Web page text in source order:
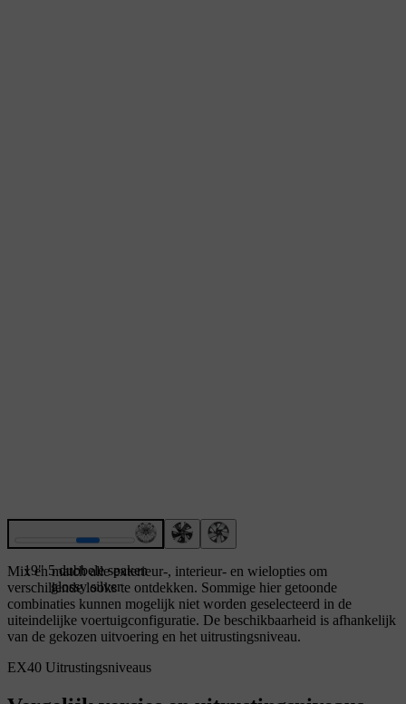
19" 5 dubbele spaken
glossy silver
Mix en match alle exterieur-, interieur- en wielopties om
verschillende looks te ontdekken. Sommige hier getoonde
combinaties kunnen mogelijk niet worden geselecteerd in de
uiteindelijke voertuigconfiguratie. De beschikbaarheid is afhankelijk
van de gekozen uitvoering en het uitrustingsniveau.
EX40 Uitrustingsniveaus